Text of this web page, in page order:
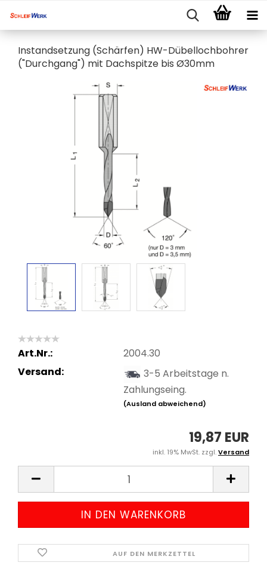
Instandsetzung (Schärfen) HW-Dübellochbohrer
("Durchgang") mit Dachspitze bis Ø30mm
Art.Nr.:
2004.30
Versand:
3-5 Arbeitstage n.
Zahlungseing.
(Ausland abweichend)
19,87 EUR
inkl. 19% MwSt. zzgl.Versand
AUF DEN MERKZETTEL